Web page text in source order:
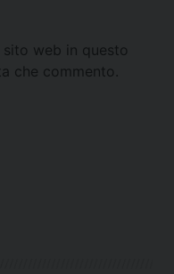
web in questo
che commento.